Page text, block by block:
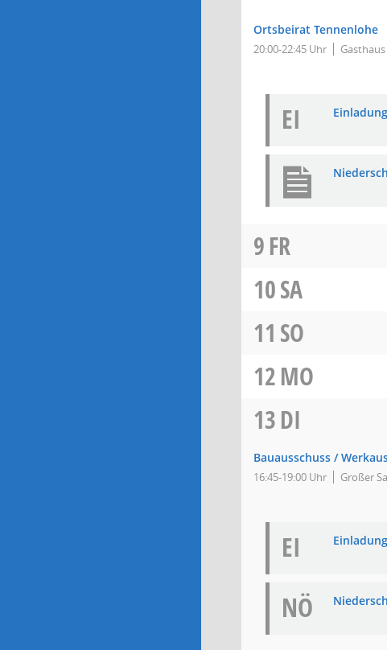
Ortsbeirat Tennenlohe
20:00-22:45 Uhr
EI
9FR
10SA
11 SO
12MO
13DI
Bauausschuss /
16:45-19:00 Uhr Großer
EI
NÖ